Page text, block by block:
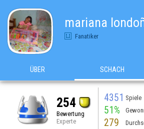
mariana
Fanatiker
ÜBER SCHACH
254
Bewertung
Experte
4351 Spiele
51%
279